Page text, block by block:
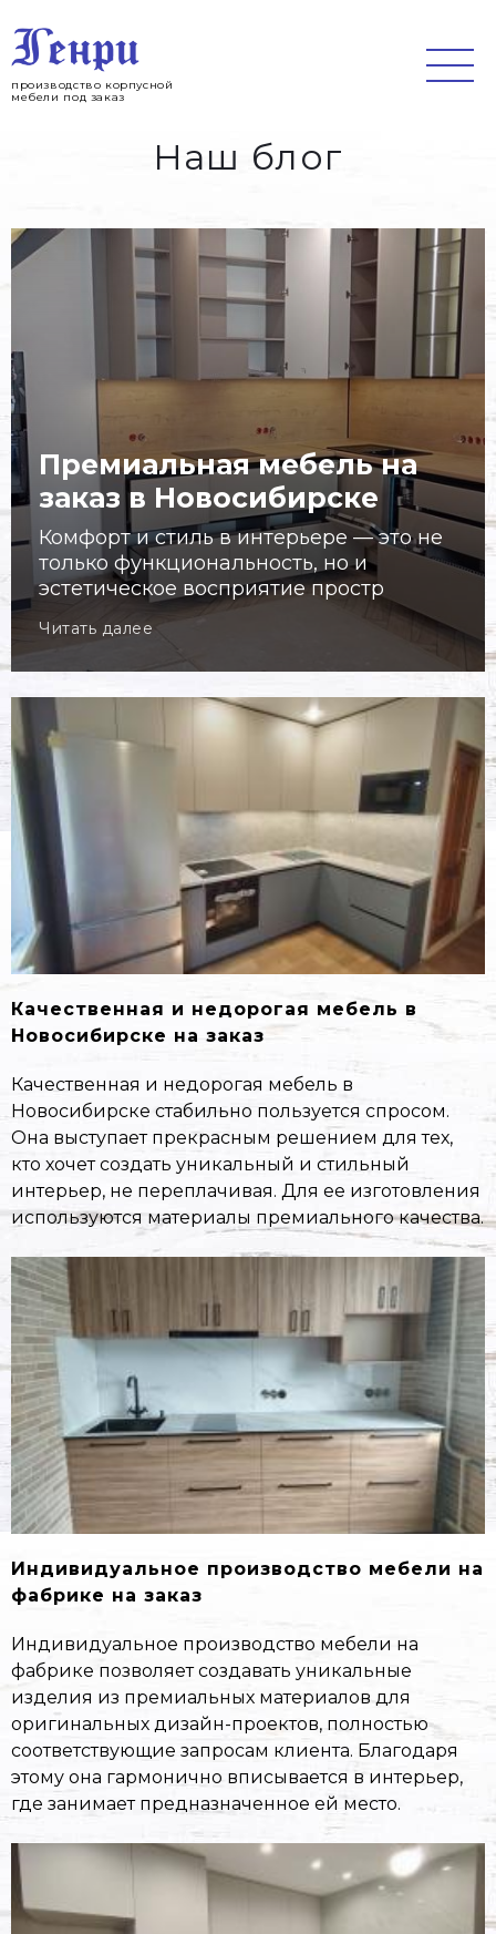
to
navigation
Наш блог
Премиальная мебель на
заказ в Новосибирске
Комфорт и стиль в интерьере — это не
только функциональность, но и
эстетическое восприятие простр
Читать далее
Качественная и недорогая мебель в
Новосибирске на заказ
Качественная и недорогая мебель в
Новосибирске стабильно пользуется спросом.
Она выступает прекрасным решением для тех,
кто хочет создать уникальный и стильный
интерьер, не переплачивая. Для ее изготовления
используются материалы премиального качества.
Индивидуальное производство мебели на
фабрике на заказ
Индивидуальное производство мебели на
фабрике позволяет создавать уникальные
изделия из премиальных материалов для
оригинальных дизайн-проектов, полностью
соответствующие запросам клиента. Благодаря
этому она гармонично вписывается в интерьер,
где занимает предназначенное ей место.